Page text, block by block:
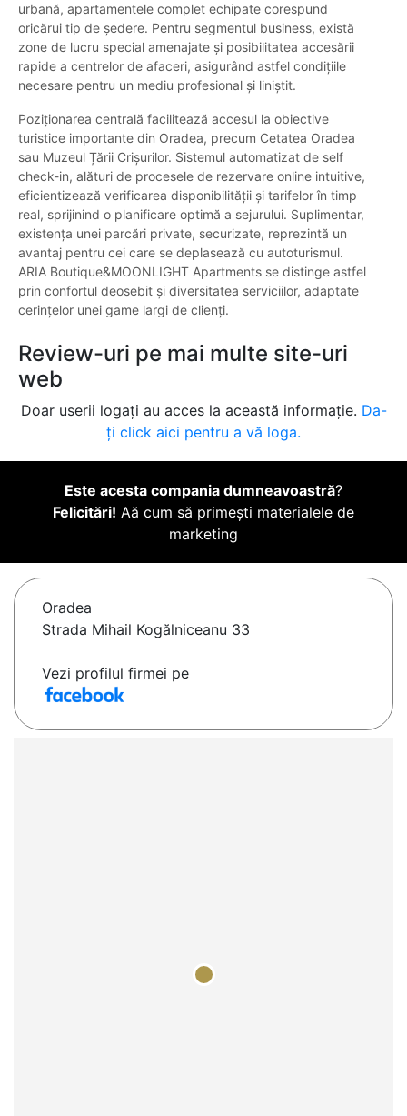
urbană, apartamentele complet echipate corespund
oricărui tip de ședere. Pentru segmentul business, există
zone de lucru special amenajate și posibilitatea accesării
rapide a centrelor de afaceri, asigurând astfel condițiile
necesare pentru un mediu profesional și liniștit.
Poziționarea centrală facilitează accesul la obiective
turistice importante din Oradea, precum Cetatea Oradea
sau Muzeul Țării Crișurilor. Sistemul automatizat de self
check-in, alături de procesele de rezervare online intuitive,
eficientizează verificarea disponibilității și tarifelor în timp
real, sprijinind o planificare optimă a sejurului. Suplimentar,
existența unei parcări private, securizate, reprezintă un
avantaj pentru cei care se deplasează cu autoturismul.
ARIA Boutique&MOONLIGHT Apartments se distinge astfel
prin confortul deosebit și diversitatea serviciilor, adaptate
cerințelor unei game largi de clienți.
Review-uri pe mai multe site-uri
web
Doar userii logați au acces la această informație. Da-
ți click aici pentru a vă loga.
Este acesta compania dumneavoastră?
Felicitări! Aă cum să primești materialele de
marketing
Oradea
Strada Mihail Kogălniceanu 33
Vezi profilul firmei pe